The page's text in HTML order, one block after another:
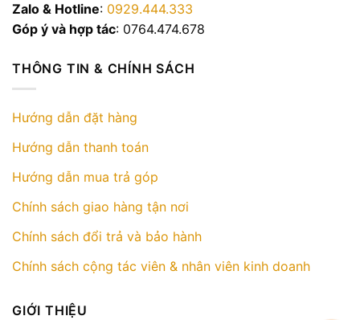
Zalo & Hotline: 0929.444.333
Góp ý và hợp tác: 0764.474.678
THÔNG TIN & CHÍNH SÁCH
Hướng dẫn đặt hàng
Hướng dẫn thanh toán
Hướng dẫn mua trả góp
Chính sách giao hàng tận nơi
Chính sách đổi trả và bảo hành
Chính sách cộng tác viên & nhân viên kinh doanh
GIỚI THIỆU